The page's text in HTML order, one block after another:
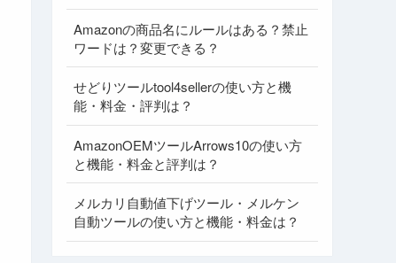
Amazonの商品名にルールはある？禁止
ワードは？変更できる？
せどりツールtool4sellerの使い方と機
能・料金・評判は？
AmazonOEMツールArrows10の使い方
と機能・料金と評判は？
メルカリ自動値下げツール・メルケン
自動ツールの使い方と機能・料金は？